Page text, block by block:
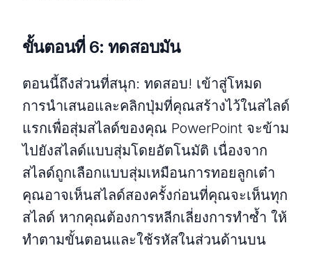
ขั้นตอนที่ 6: ทดสอบมัน
ตอนนี้ถึงส่วนที่สนุก: ทดสอบ! เข้าสู่โหมด
การนำเสนอและคลิกปุ่มที่คุณสร้างไว้ในสไลด์
แรกเพื่อสุ่มสไลด์ของคุณ PowerPoint จะข้าม
ไปยังสไลด์แบบสุ่มโดยอัตโนมัติ เนื่องจาก
สไลด์ถูกเลือกแบบสุ่มเหมือนการทอยลูกเต๋า
คุณอาจเห็นสไลด์สองครั้งก่อนที่คุณจะเห็นทุก
สไลด์ หากคุณต้องการหลีกเลี่ยงการทำซ้ำ ให้
ทำตามขั้นตอนและใช้รหัสในส่วนด้านบน